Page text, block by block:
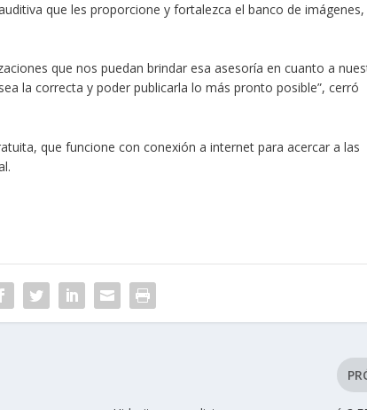
que les proporcione y fortalezca el banco de imágenes,
que nos puedan brindar esa asesoría en cuanto a
la correcta y poder publicarla lo más pronto posible”, cerró
que funcione con conexión a internet para acercar a las